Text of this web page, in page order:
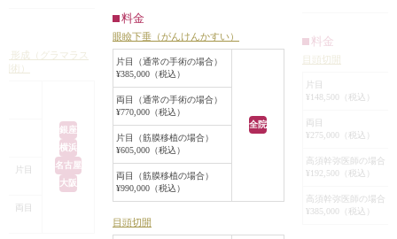
味だったのが少し
形成（グラマラス
術）
銀座
横浜
名古屋
大阪
片目
両目
③目尻側または目頭側もしっかり食
い込むようにしてほしい
この患者様も、目を丸く見えるよう
にしてほしい、眉毛と目の間を狭く
してほしい。自然に目を大きくして
ほしいと言った要望がありました。
対して行った施術は「眼瞼下垂手術
で目力を上げることで丸い目にする
眉下切開で目と眉毛の間を近づけ
料金
眼瞼下垂（がんけんかすい）
片目（通常の手術の場合）
¥385,000（税込）
全院
両目（通常の手術の場合）
¥770,000（税込）
片目（筋膜移植の場合）
¥605,000（税込）
両目（筋膜移植の場合）
¥990,000（税込）
目頭切開
で、目頭側から目
なるように、綺麗
て、丸い感じのぱ
しい」というご要
この状態の目に対
望する二重を作る
いです。
平行型二重を作ろ
している蒙古襞を
けないため、二重
料金
目頭切開
片目
¥148,500（税込）
両目
¥275,000（税込）
高須幹弥医師の場合
¥192,500（税込）
高須幹弥医師の場合
¥385,000（税込）